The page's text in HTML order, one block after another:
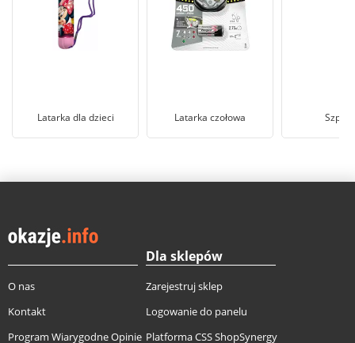
Latarka dla dzieci Latarka czołowa
O nas
Kontakt
Program Wiarygodne Opinie
Dla sklepów
Zarejestruj sklep
Logowanie do panelu
Platforma CSS ShopSynergy